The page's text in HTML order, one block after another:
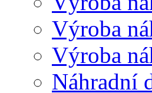
Výroba
Výroba
Náhradní